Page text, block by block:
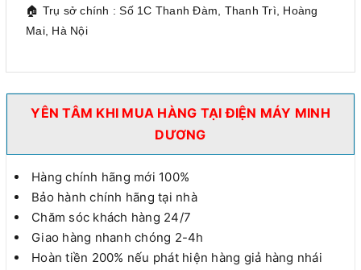
🏠 Trụ sở chính : Số 1C Thanh Đàm, Thanh Trì, Hoàng
Mai, Hà Nội
YÊN TÂM KHI MUA HÀNG TẠI ĐIỆN MÁY MINH
DƯƠNG
Hàng chính hãng mới 100%
Bảo hành chính hãng tại nhà
Chăm sóc khách hàng 24/7
Giao hàng nhanh chóng 2-4h
Hoàn tiền 200% nếu phát hiện hàng giả hàng nhái